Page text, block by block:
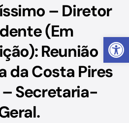
Abrir
– Diretor
(Em
Reunião
da Costa Pires
Secretaria-